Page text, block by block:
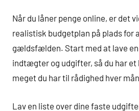
Når du låner penge online, er det
realistisk budgetplan på plads for
gældsfælden. Start med at lave
indtægter og udgifter, så du har et
meget du har til rådighed hver
Lav en liste over dine faste